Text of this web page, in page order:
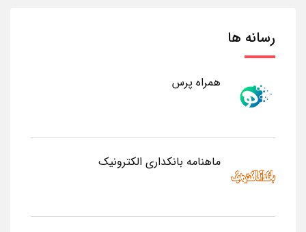
رسانه ها
همراه پرس
ماهنامه بانکداری الکترونیک